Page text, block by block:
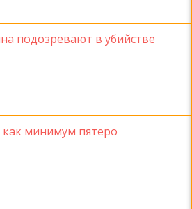
подозревают в убийстве
минимум пятеро